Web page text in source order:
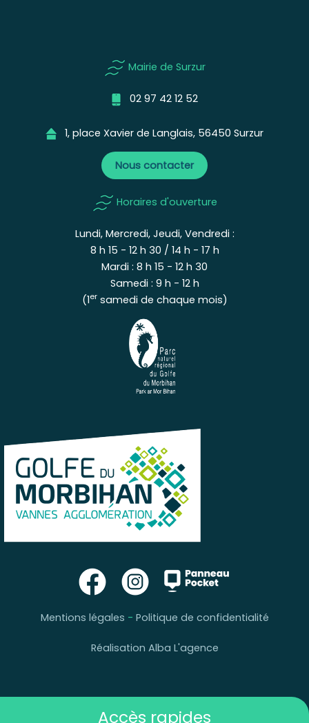
Mairie de Surzur
02 97 42 12 52
1, place Xavier de Langlais, 56450 Surzur
Nous contacter
Horaires d'ouverture
Lundi, Mercredi, Jeudi, Vendredi :
8 h 15 - 12 h 30 / 14 h - 17 h
Mardi : 8 h 15 - 12 h 30
Samedi : 9 h - 12 h
(1ersamedi de chaque mois)
Mentions légales - Politique de confidentialité
Réalisation Alba L'agence
Accès rapides